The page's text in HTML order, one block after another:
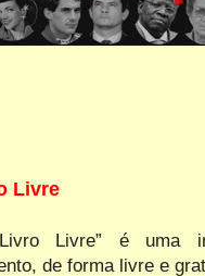
Livre
Livre” é uma
de forma livre e